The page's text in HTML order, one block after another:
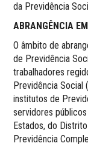
da Previdência
ABRANGÊNCIA
O âmbito de
de Previdência
trabalhadores
Previdência Social
institutos de
servidores
Estados, do
Previdência